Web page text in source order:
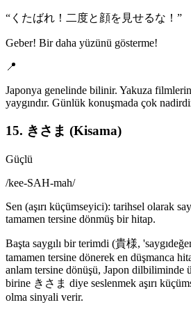
“ くたばれ！二度と顔を見せるな！ ”
Geber! Bir daha yüzünü gösterme!
📍
Japonya genelinde bilinir. Yakuza
yaygındır. Günlük konuşmada çok
15. きさま (Kisama)
Güçlü
/kee-SAH-mah/
Sen (aşırı küçümseyici): tarihsel olarak
tamamen tersine dönmüş bir hitap.
Başta saygılı bir terimdi (貴様,
tamamen tersine dönerek en düşmanca
anlam tersine dönüşü, Japon dilbiliminde
birine きさま diye seslenmek aşırı
olma sinyali verir.